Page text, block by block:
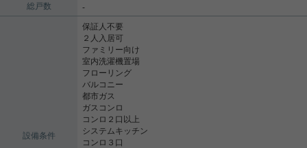
総戸数
-
設備条件
保証人不要
２人入居可
ファミリー向け
室内洗濯機置場
フローリング
バルコニー
都市ガス
ガスコンロ
コンロ２口以上
システムキッチン
コンロ３口